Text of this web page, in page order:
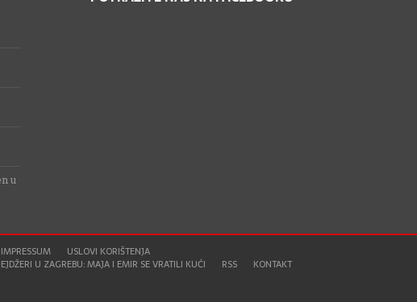
u
IMPRESSUM
USLOVI KORIŠTENJA
U ZAGREBU: MAJA I EMIR SE VRATILI KUĆI
RSS KONTAKT